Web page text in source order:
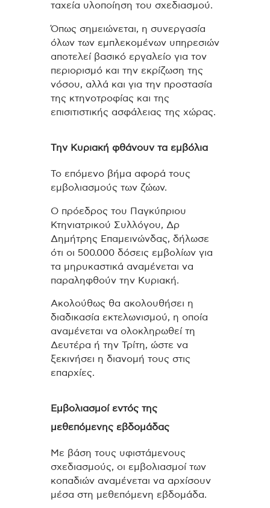
ταχεία υλοποίηση του σχεδιασμού.
Όπως σημειώνεται, η συνεργασία
όλων των εμπλεκομένων υπηρεσιών
αποτελεί βασικό εργαλείο για τον
περιορισμό και την εκρίζωση της
νόσου, αλλά και για την προστασία
της κτηνοτροφίας και της
επισιτιστικής ασφάλειας της χώρας.
Την Κυριακή φθάνουν τα εμβόλια
Το επόμενο βήμα αφορά τους
εμβολιασμούς των ζώων.
Ο πρόεδρος του Παγκύπριου
Κτηνιατρικού Συλλόγου, Δρ
Δημήτρης Επαμεινώνδας, δήλωσε
ότι οι 500.000 δόσεις εμβολίων για
τα μηρυκαστικά αναμένεται να
παραληφθούν την Κυριακή.
Ακολούθως θα ακολουθήσει η
διαδικασία εκτελωνισμού, η οποία
αναμένεται να ολοκληρωθεί τη
Δευτέρα ή την Τρίτη, ώστε να
ξεκινήσει η διανομή τους στις
επαρχίες.
Εμβολιασμοί εντός της
μεθεπόμενης εβδομάδας
Με βάση τους υφιστάμενους
σχεδιασμούς, οι εμβολιασμοί των
κοπαδιών αναμένεται να αρχίσουν
μέσα στη μεθεπόμενη εβδομάδα.